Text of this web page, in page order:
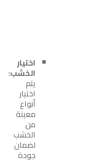
اختيار
الخشب:
يتم
اختيار
أنواع
معينة
من
الخشب
لضمان
جودة